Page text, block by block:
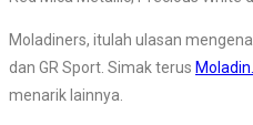
Moladiners, itulah ulasan
dan GR Sport. Simak terus
menarik lainnya.